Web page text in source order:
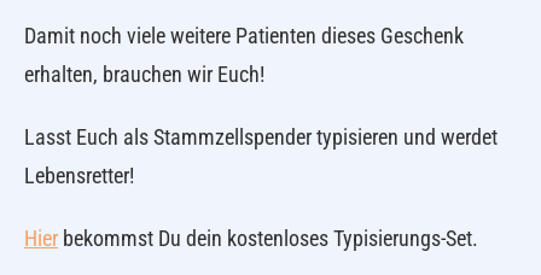
Damit noch viele weitere Patienten dieses Geschenk
erhalten, brauchen wir Euch!
Lasst Euch als Stammzellspender typisieren und werdet
Lebensretter!
Hier bekommst Du dein kostenloses Typisierungs-Set.